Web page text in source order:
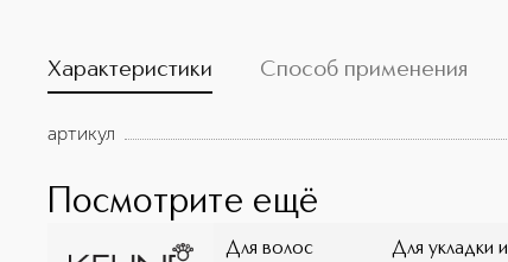
Характеристики Способ применения
артикул
Посмотрите ещё
Для волос
Для укладки и